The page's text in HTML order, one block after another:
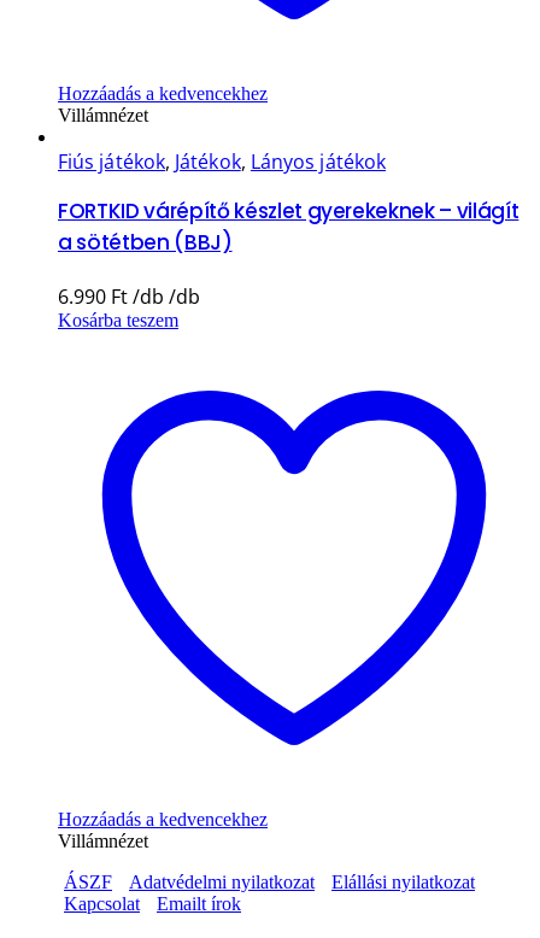
Hozzáadás a kedvencekhez
Villámnézet
Fiús játékok, Játékok, Lányos játékok
FORTKID várépítő készlet gyerekeknek – világít
a sötétben (BBJ)
6.990 Ft
Kosárba teszem
Hozzáadás a kedvencekhez
Villámnézet
ÁSZF
Adatvédelmi nyilatkozat
Elállási nyilatkozat
Kapcsolat
Emailt írok